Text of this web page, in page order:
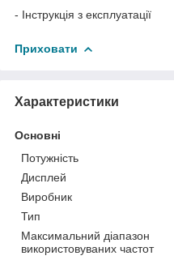
- Інструкція з експлуатації
Приховати
Характеристики
Основні
Потужність
Дисплей
Виробник
Тип
Максимальний діапазон
використовуваних частот